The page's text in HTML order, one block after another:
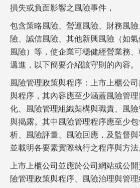
損失或負面影響之風險事件，
包含策略風險、營運風險、財務風
險、誠信風險、其他新興風險（如
風險）等，使企業可穩健經營業務
邁進，以下簡要介紹該守則的內容。
風險管理政策與程序：上市上櫃公
與程序，其內容應至少涵蓋風險管
化、風險管理組織架構與職責、風
與揭露。其中風險管理程序應至少
析、風險評量、風險回應，及監督與
並載明各要素實際執行之程序與方法
上市上櫃公司並應於公司網站或公
險管理政策與程序、風險治理與管